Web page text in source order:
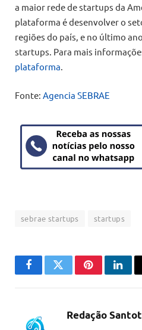
a maior rede de startups da
plataforma é desenvolver o
regiões do país, e no último
startups. Para mais
plataforma
Fonte: Agencia SEBRAE
sebrae startups startups
FacebookTwitterPinterest
Redação